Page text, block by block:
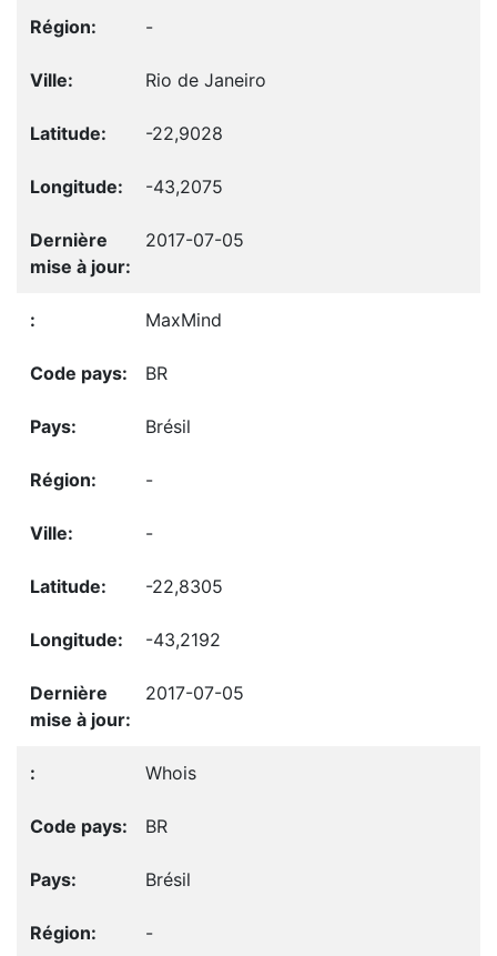
-
Rio de Janeiro
-22,9028
-43,2075
2017-07-05
MaxMind
BR
Brésil
-
-
-22,8305
-43,2192
2017-07-05
Whois
BR
Brésil
-